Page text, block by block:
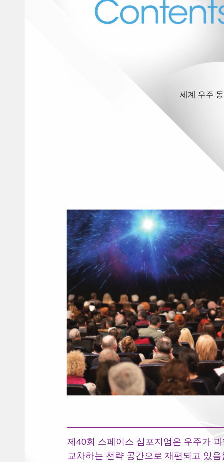
제40회 스페이스 심포지엄은 우주가
교차하는 전략 공간으로 재편되고 있
세계 우주